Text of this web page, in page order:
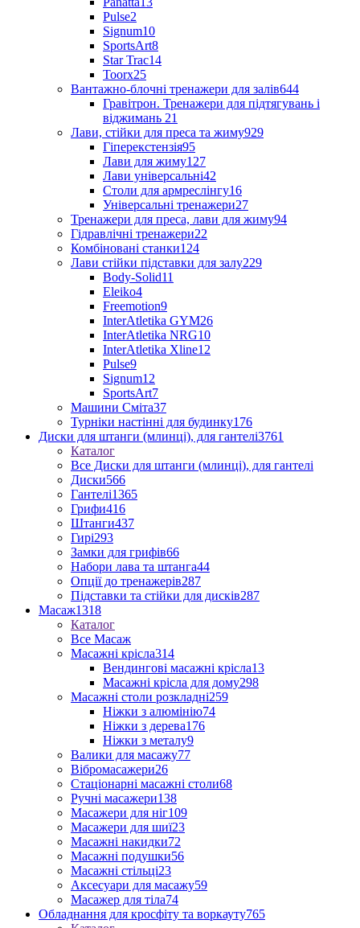
Pulse2
Signum10
SportsArt8
Star Trac14
Toorx25
Вантажно-блочні тренажери для залів644
Гравітрон. Тренажери для підтягувань і
віджимань 21
Лави, стійки для преса та жиму929
Гіперекстензія95
Лави для жиму127
Лави універсальні42
Столи для армреслінгу16
Універсальні тренажери27
Тренажери для преса, лави для жиму94
Гідравлічні тренажери22
Комбіновані станки124
Лави стійки підставки для залу229
Body-Solid11
Eleiko4
Freemotion9
InterAtletika GYM26
InterAtletika NRG10
InterAtletika Xline12
Pulse9
Signum12
SportsArt7
Машини Сміта37
Турніки настінні для будинку176
Диски для штанги (млинці), для гантелі3761
Каталог
Все Диски для штанги (млинці), для гантелі
Диски566
Гантелі1365
Грифи416
Штанги437
Гирі293
Замки для грифів66
Набори лава та штанга44
Опції до тренажерів287
Підставки та стійки для дисків287
Масаж1318
Каталог
Все Масаж
Масажні крісла314
Вендингові масажні крісла13
Масажні крісла для дому298
Масажні столи розкладні259
Ніжки з алюмінію74
Ніжки з дерева176
Ніжки з металу9
Валики для масажу77
Вібромасажери26
Стаціонарні масажні столи68
Ручні масажери138
Масажери для ніг109
Масажери для шиї23
Масажні накидки72
Масажні подушки56
Масажні стільці23
Аксесуари для масажу59
Масажер для тіла74
Обладнання для кросфіту та воркауту765